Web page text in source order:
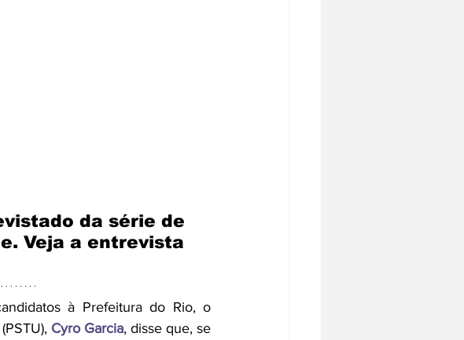
da série de
Veja a entrevista
à Prefeitura do Rio, o
(PSTU), Cyro Garcia, disse que, se